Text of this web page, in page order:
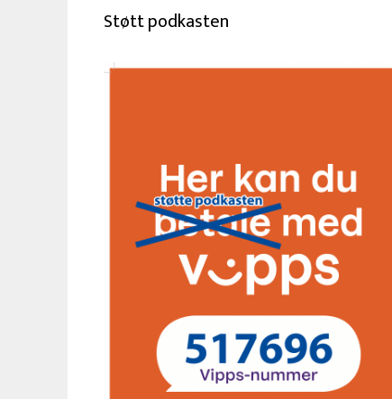
Støtt podkasten